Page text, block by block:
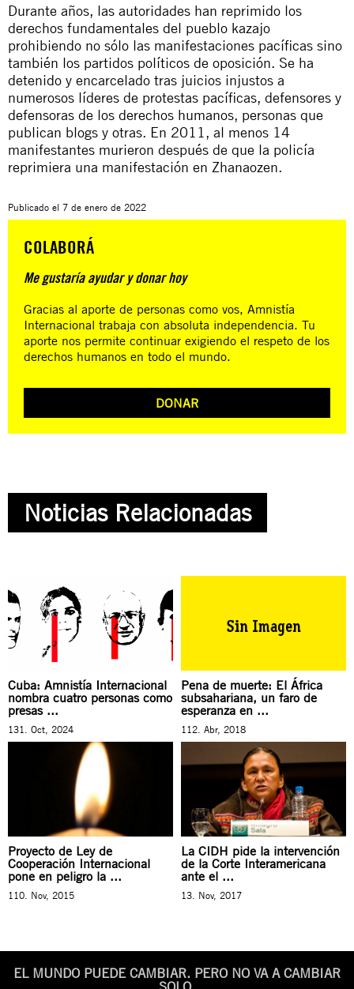
Durante años, las autoridades han reprimido los
derechos fundamentales del pueblo kazajo
prohibiendo no sólo las manifestaciones pacíficas sino
también los partidos políticos de oposición. Se ha
detenido y encarcelado tras juicios injustos a
numerosos líderes de protestas pacíficas, defensores y
defensoras de los derechos humanos, personas que
publican blogs y otras. En 2011, al menos 14
manifestantes murieron después de que la policía
reprimiera una manifestación en Zhanaozen.
Publicado el 7 de enero de 2022
COLABORÁ
Me gustaría ayudar y donar hoy
Gracias al aporte de personas como vos, Amnistía
Internacional trabaja con absoluta independencia. Tu
aporte nos permite continuar exigiendo el respeto de los
derechos humanos en todo el mundo.
DONAR
Noticias Relacionadas
Cuba: Amnistía Internacional
nombra cuatro personas como
presas ...
131. Oct, 2024
Pena de muerte: El África
subsahariana, un faro de
esperanza en ...
112. Abr, 2018
Proyecto de Ley de
Cooperación Internacional
pone en peligro la ...
110. Nov, 2015
La CIDH pide la intervención
de la Corte Interamericana
ante el ...
13. Nov, 2017
EL MUNDO PUEDE CAMBIAR. PERO NO VA A CAMBIAR